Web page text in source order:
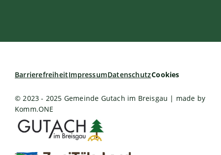
BarrierefreiheitImpressumDatenschutzCookies
© 2023 - 2025 Gemeinde Gutach im Breisgau | made by
Komm.ONE